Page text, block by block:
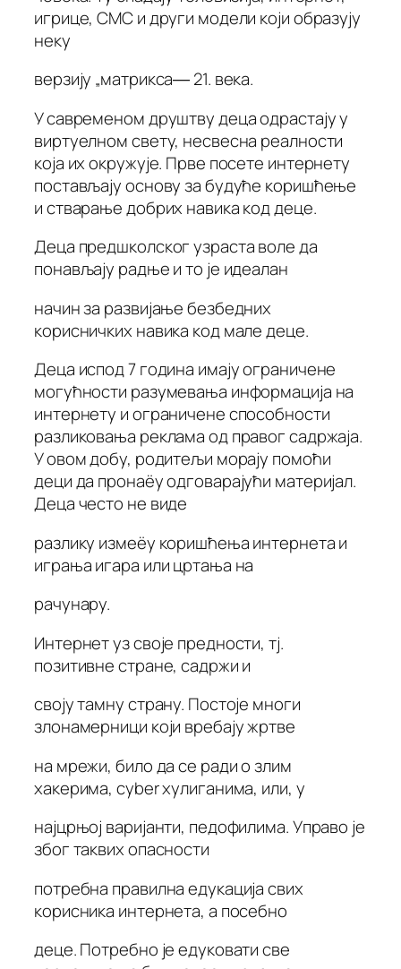
игрице, СМС и други модели који образују
неку
верзију „матрикса― 21. века.
У савременом друштву деца одрастају у
виртуелном свету, несвесна реалности
која их окружује. Прве посете интернету
постављају основу за будуће коришћење
и стварање добрих навика код деце.
Деца предшколског узраста воле да
понављају радње и то је идеалан
начин за развијање безбедних
корисничких навика код мале деце.
Деца испод 7 година имају ограничене
могућности разумевања информација на
интернету и ограничене способности
разликовања реклама од правог садржаја.
У овом добу, родитељи морају помоћи
деци да пронаёу одговарајући материјал.
Деца често не виде
разлику измеёу коришћења интернета и
играња игара или цртања на
рачунару.
Интернет уз своје предности, тј.
позитивне стране, садржи и
своју тамну страну. Постоје многи
злонамерници који вребају жртве
на мрежи, било да се ради о злим
хакерима, cyber хулиганима, или, у
најцрњој варијанти, педофилима. Управо је
због таквих опасности
потребна правилна едукација свих
корисника интернета, а посебно
деце. Потребно је едуковати све